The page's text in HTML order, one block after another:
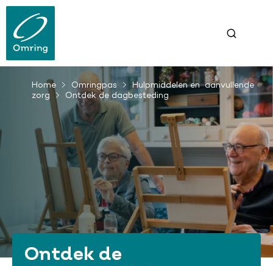
naar
gaan
Kruimelpad
Home Omringpas
Hulpmiddelen en aanvullende
zorg
Ontdek de dagbesteding
Ontdek de